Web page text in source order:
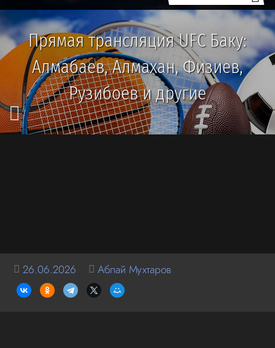
Прямая трансляция UFC Баку:
Алмабаев, Алмахан, Физиев,
Рузибоев и другие
26.06.2026 Аблай Мухтаров